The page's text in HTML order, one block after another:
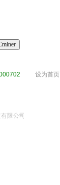
设为首页
限公司